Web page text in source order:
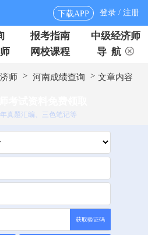
下载APP 登录 / 注册
报考指南
中级经济师
网校课程 导 航
师 > 河南成绩查询 > 文章内容
真题汇编、三色笔记等
获取验证码